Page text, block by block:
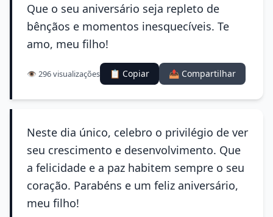
Que o seu aniversário seja repleto de
bênçãos e momentos inesquecíveis. Te
amo, meu filho!
👁️ 296 visualizações 📋 Copiar 📤 Compartilhar
Neste dia único, celebro o privilégio de ver
seu crescimento e desenvolvimento. Que
a felicidade e a paz habitem sempre o seu
coração. Parabéns e um feliz aniversário,
meu filho!